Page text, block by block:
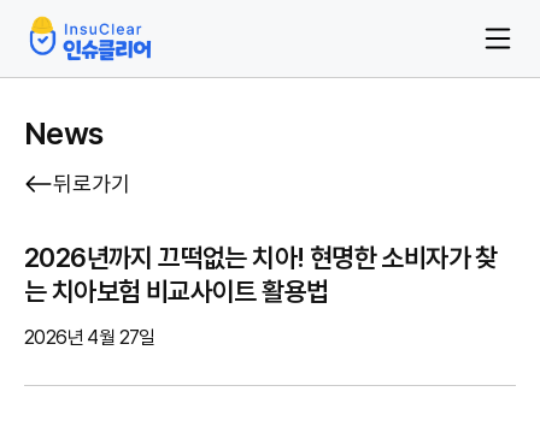
News
뒤로가기
2026년까지 끄떡없는 치아! 현명한 소비자가 찾
는 치아보험 비교사이트 활용법
2026년 4월 27일